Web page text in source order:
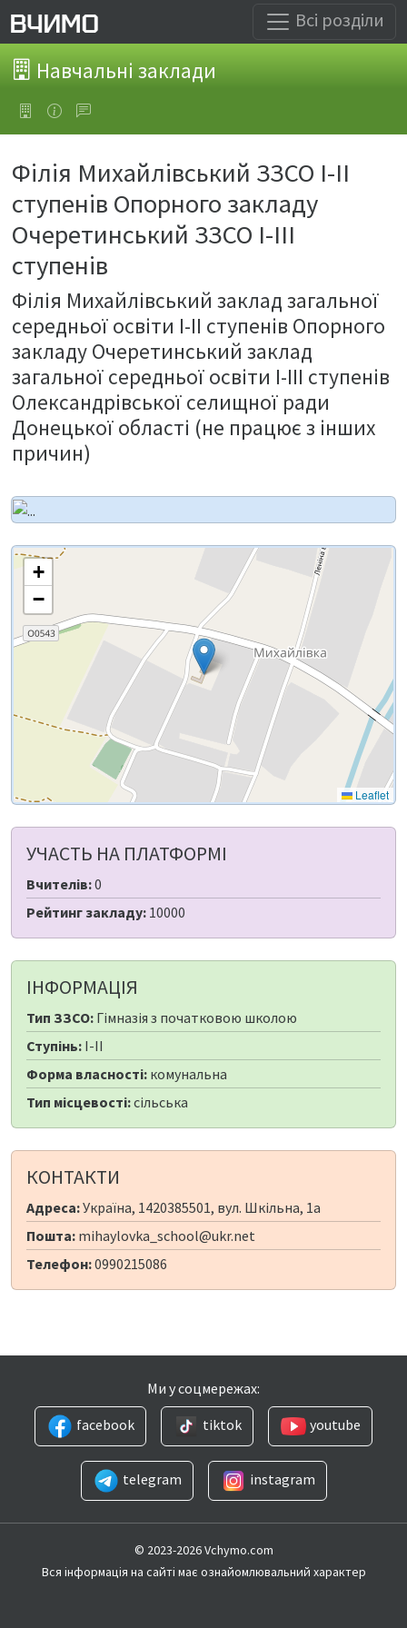
Всі розділи
Навчальні заклади
Філія Михайлівський ЗЗСО І-ІІ
ступенів Опорного закладу
Очеретинський ЗЗСО І-ІІІ
ступенів
Філія Михайлівський заклад загальної
середньої освіти І-ІІ ступенів Опорного
закладу Очеретинський заклад
загальної середньої освіти І-ІІІ ступенів
Олександрівської селищної ради
Донецької області (не працює з інших
причин)
+
−
Leaflet
УЧАСТЬ НА ПЛАТФОРМІ
Вчителів:0
Рейтинг закладу: 10000
ІНФОРМАЦІЯ
Тип ЗЗСО: Гімназія з початковою школою
Ступінь: I-II
Форма власності: комунальна
Тип місцевості:сільська
КОНТАКТИ
Адреса:Україна, 1420385501, вул. Шкільна, 1а
Пошта: mihaylovka_school@ukr.net
Телефон:0990215086
Ми у соцмережах:
facebook
tiktok youtube
telegram instagram
© 2023-2026 Vchymo.com
Вся інформація на сайті має ознайомлювальний характер